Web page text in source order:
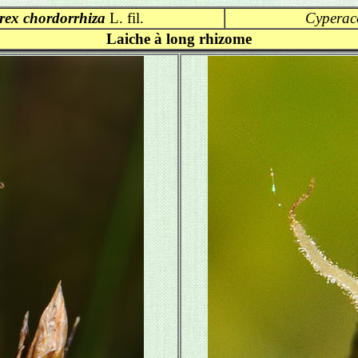
chordorrhiza L. fil.
Laiche à long rhizome